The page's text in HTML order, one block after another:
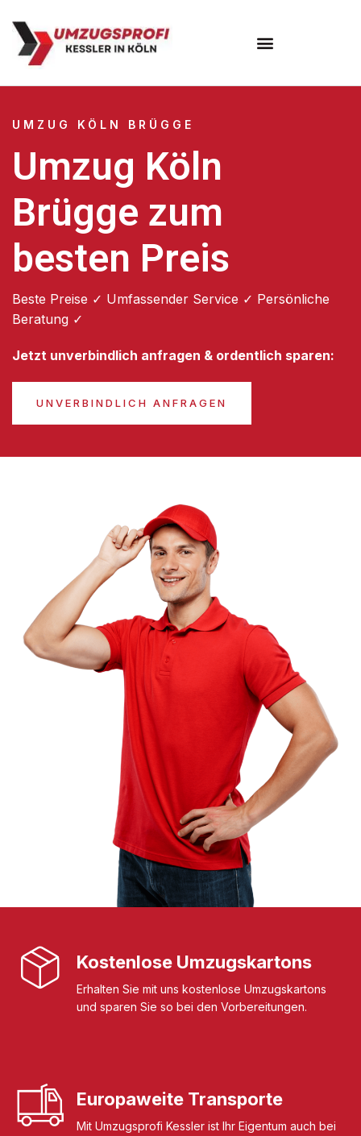
UMZUG KÖLN BRÜGGE
Umzug Köln
Brügge zum
besten Preis
Beste Preise ✓ Umfassender Service ✓ Persönliche
Beratung ✓
Jetzt unverbindlich anfragen & ordentlich sparen:
UNVERBINDLICH ANFRAGEN
Kostenlose Umzugskartons
Erhalten Sie mit uns kostenlose Umzugskartons
und sparen Sie so bei den Vorbereitungen.
Europaweite Transporte
Mit Umzugsprofi Kessler ist Ihr Eigentum auch bei